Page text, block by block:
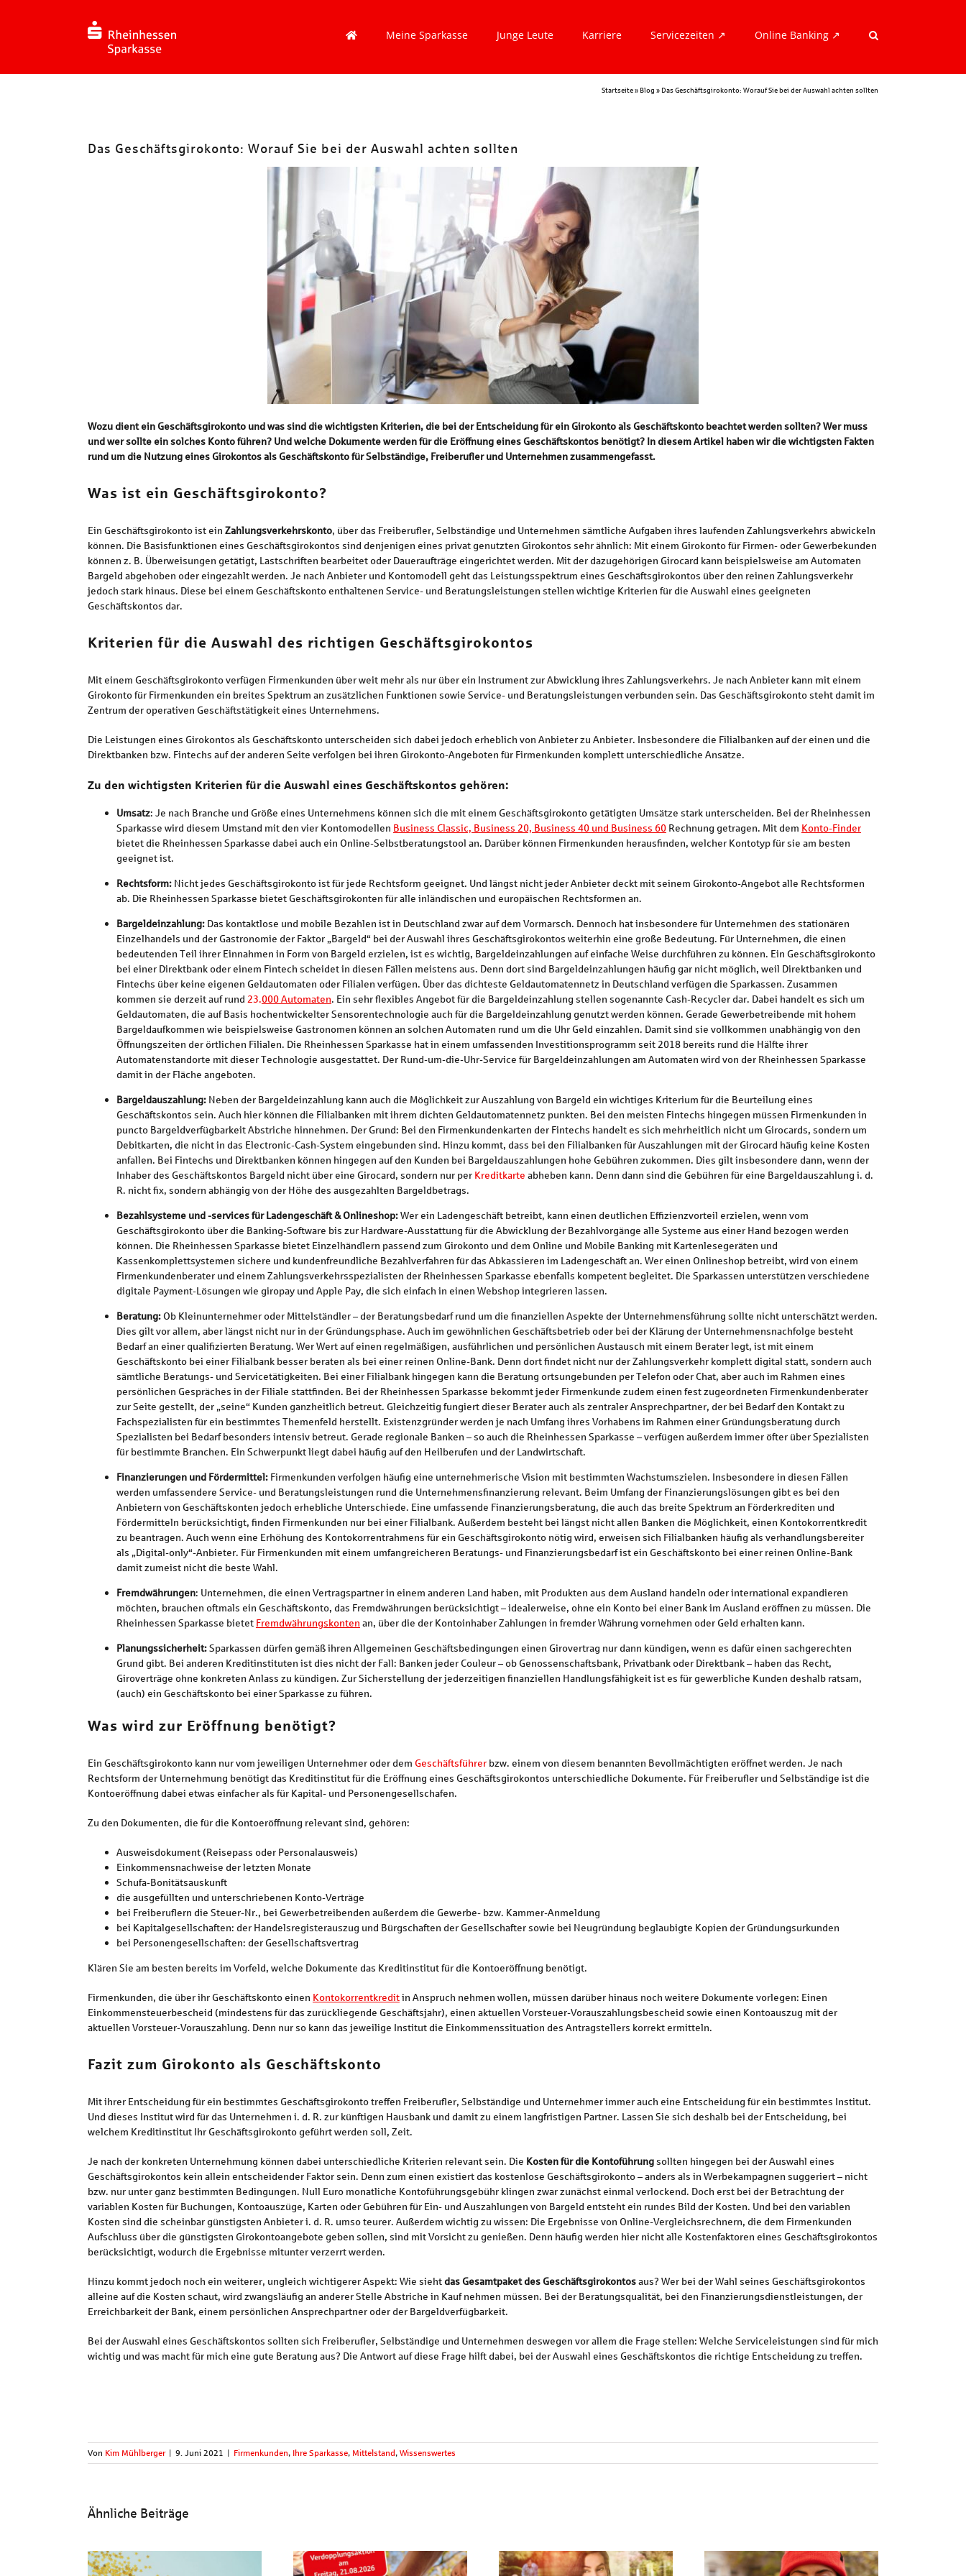
Meine Sparkasse Junge Leute Karriere Servicezeiten ↗︎ Online Banking ↗︎
Startseite» Blog » Das Geschäftsgirokonto: Worauf Sie bei der Auswahl achten sollten
Das Geschäftsgirokonto: Worauf Sie bei der Auswahl achten sollten
Wozu dient ein Geschäftsgirokonto und was sind die wichtigsten Kriterien, die bei der Entscheidung für ein Girokonto als Geschäftskonto beachtet werden sollten? Wer muss
und wer sollte ein solches Konto führen? Und welche Dokumente werden für die Eröffnung eines Geschäftskontos benötigt? In diesem Artikel haben wir die wichtigsten Fakten
rund um die Nutzung eines Girokontos als Geschäftskonto für Selbständige, Freiberufler und Unternehmen zusammengefasst.
Was ist ein Geschäftsgirokonto?
Ein Geschäftsgirokonto ist ein Zahlungsverkehrskonto, über das Freiberufler, Selbständige und Unternehmen sämtliche Aufgaben ihres laufenden Zahlungsverkehrs abwickeln
können. Die Basisfunktionen eines Geschäftsgirokontos sind denjenigen eines privat genutzten Girokontos sehr ähnlich: Mit einem Girokonto für Firmen- oder Gewerbekunden
können z. B. Überweisungen getätigt, Lastschriften bearbeitet oder Daueraufträge eingerichtet werden. Mit der dazugehörigen Girocard kann beispielsweise am Automaten
Bargeld abgehoben oder eingezahlt werden. Je nach Anbieter und Kontomodell geht das Leistungsspektrum eines Geschäftsgirokontos über den reinen Zahlungsverkehr
jedoch stark hinaus. Diese bei einem Geschäftskonto enthaltenen Service- und Beratungsleistungen stellen wichtige Kriterien für die Auswahl eines geeigneten
Geschäftskontos dar.
Kriterien für die Auswahl des richtigen Geschäftsgirokontos
Mit einem Geschäftsgirokonto verfügen Firmenkunden über weit mehr als nur über ein Instrument zur Abwicklung ihres Zahlungsverkehrs. Je nach Anbieter kann mit einem
Girokonto für Firmenkunden ein breites Spektrum an zusätzlichen Funktionen sowie Service- und Beratungsleistungen verbunden sein. Das Geschäftsgirokonto steht damit im
Zentrum der operativen Geschäftstätigkeit eines Unternehmens.
Die Leistungen eines Girokontos als Geschäftskonto unterscheiden sich dabei jedoch erheblich von Anbieter zu Anbieter. Insbesondere die Filialbanken auf der einen und die
Direktbanken bzw. Fintechs auf der anderen Seite verfolgen bei ihren Girokonto-Angeboten für Firmenkunden komplett unterschiedliche Ansätze.
Zu den wichtigsten Kriterien für die Auswahl eines Geschäftskontos gehören:
Umsatz: Je nach Branche und Größe eines Unternehmens können sich die mit einem Geschäftsgirokonto getätigten Umsätze stark unterscheiden. Bei der Rheinhessen
Sparkasse wird diesem Umstand mit den vier Kontomodellen Business Classic, Business 20, Business 40 und Business 60Rechnung getragen. Mit dem Konto-Finder
bietet die Rheinhessen Sparkasse dabei auch ein Online-Selbstberatungstool an. Darüber können Firmenkunden herausfinden, welcher Kontotyp für sie am besten
geeignet ist.
Rechtsform: Nicht jedes Geschäftsgirokonto ist für jede Rechtsform geeignet. Und längst nicht jeder Anbieter deckt mit seinem Girokonto-Angebot alle Rechtsformen
ab. Die Rheinhessen Sparkasse bietet Geschäftsgirokonten für alle inländischen und europäischen Rechtsformen an.
Bargeldeinzahlung: Das kontaktlose und mobile Bezahlen ist in Deutschland zwar auf dem Vormarsch. Dennoch hat insbesondere für Unternehmen des stationären
Einzelhandels und der Gastronomie der Faktor „Bargeld“ bei der Auswahl ihres Geschäftsgirokontos weiterhin eine große Bedeutung. Für Unternehmen, die einen
bedeutenden Teil ihrer Einnahmen in Form von Bargeld erzielen, ist es wichtig, Bargeldeinzahlungen auf einfache Weise durchführen zu können. Ein Geschäftsgirokonto
bei einer Direktbank oder einem Fintech scheidet in diesen Fällen meistens aus. Denn dort sind Bargeldeinzahlungen häufig gar nicht möglich, weil Direktbanken und
Fintechs über keine eigenen Geldautomaten oder Filialen verfügen. Über das dichteste Geldautomatennetz in Deutschland verfügen die Sparkassen. Zusammen
kommen sie derzeit auf rund 23.000 Automaten. Ein sehr flexibles Angebot für die Bargeldeinzahlung stellen sogenannte Cash-Recycler dar. Dabei handelt es sich um
Geldautomaten, die auf Basis hochentwickelter Sensorentechnologie auch für die Bargeldeinzahlung genutzt werden können. Gerade Gewerbetreibende mit hohem
Bargeldaufkommen wie beispielsweise Gastronomen können an solchen Automaten rund um die Uhr Geld einzahlen. Damit sind sie vollkommen unabhängig von den
Öffnungszeiten der örtlichen Filialen. Die Rheinhessen Sparkasse hat in einem umfassenden Investitionsprogramm seit 2018 bereits rund die Hälfte ihrer
Automatenstandorte mit dieser Technologie ausgestattet. Der Rund-um-die-Uhr-Service für Bargeldeinzahlungen am Automaten wird von der Rheinhessen Sparkasse
damit in der Fläche angeboten.
Bargeldauszahlung: Neben der Bargeldeinzahlung kann auch die Möglichkeit zur Auszahlung von Bargeld ein wichtiges Kriterium für die Beurteilung eines
Geschäftskontos sein. Auch hier können die Filialbanken mit ihrem dichten Geldautomatennetz punkten. Bei den meisten Fintechs hingegen müssen Firmenkunden in
puncto Bargeldverfügbarkeit Abstriche hinnehmen. Der Grund: Bei den Firmenkundenkarten der Fintechs handelt es sich mehrheitlich nicht um Girocards, sondern um
Debitkarten, die nicht in das Electronic-Cash-System eingebunden sind. Hinzu kommt, dass bei den Filialbanken für Auszahlungen mit der Girocard häufig keine Kosten
anfallen. Bei Fintechs und Direktbanken können hingegen auf den Kunden bei Bargeldauszahlungen hohe Gebühren zukommen. Dies gilt insbesondere dann, wenn der
Inhaber des Geschäftskontos Bargeld nicht über eine Girocard, sondern nur per Kreditkarte abheben kann. Denn dann sind die Gebühren für eine Bargeldauszahlung i. d.
R. nicht fix, sondern abhängig von der Höhe des ausgezahlten Bargeldbetrags.
Bezahlsysteme und -services für Ladengeschäft & Onlineshop:Wer ein Ladengeschäft betreibt, kann einen deutlichen Effizienzvorteil erzielen, wenn vom
Geschäftsgirokonto über die Banking-Software bis zur Hardware-Ausstattung für die Abwicklung der Bezahlvorgänge alle Systeme aus einer Hand bezogen werden
können. Die Rheinhessen Sparkasse bietet Einzelhändlern passend zum Girokonto und dem Online und Mobile Banking mit Kartenlesegeräten und
Kassenkomplettsystemen sichere und kundenfreundliche Bezahlverfahren für das Abkassieren im Ladengeschäft an. Wer einen Onlineshop betreibt, wird von einem
Firmenkundenberater und einem Zahlungsverkehrsspezialisten der Rheinhessen Sparkasse ebenfalls kompetent begleitet. Die Sparkassen unterstützen verschiedene
digitale Payment-Lösungen wie giropay und Apple Pay, die sich einfach in einen Webshop integrieren lassen.
Beratung: Ob Kleinunternehmer oder Mittelständler – der Beratungsbedarf rund um die finanziellen Aspekte der Unternehmensführung sollte nicht unterschätzt werden.
Dies gilt vor allem, aber längst nicht nur in der Gründungsphase. Auch im gewöhnlichen Geschäftsbetrieb oder bei der Klärung der Unternehmensnachfolge besteht
Bedarf an einer qualifizierten Beratung. Wer Wert auf einen regelmäßigen, ausführlichen und persönlichen Austausch mit einem Berater legt, ist mit einem
Geschäftskonto bei einer Filialbank besser beraten als bei einer reinen Online-Bank. Denn dort findet nicht nur der Zahlungsverkehr komplett digital statt, sondern auch
sämtliche Beratungs- und Servicetätigkeiten. Bei einer Filialbank hingegen kann die Beratung ortsungebunden per Telefon oder Chat, aber auch im Rahmen eines
persönlichen Gespräches in der Filiale stattfinden. Bei der Rheinhessen Sparkasse bekommt jeder Firmenkunde zudem einen fest zugeordneten Firmenkundenberater
zur Seite gestellt, der „seine“ Kunden ganzheitlich betreut. Gleichzeitig fungiert dieser Berater auch als zentraler Ansprechpartner, der bei Bedarf den Kontakt zu
Fachspezialisten für ein bestimmtes Themenfeld herstellt. Existenzgründer werden je nach Umfang ihres Vorhabens im Rahmen einer Gründungsberatung durch
Spezialisten bei Bedarf besonders intensiv betreut. Gerade regionale Banken – so auch die Rheinhessen Sparkasse – verfügen außerdem immer öfter über Spezialisten
für bestimmte Branchen. Ein Schwerpunkt liegt dabei häufig auf den Heilberufen und der Landwirtschaft.
Finanzierungen und Fördermittel: Firmenkunden verfolgen häufig eine unternehmerische Vision mit bestimmten Wachstumszielen. Insbesondere in diesen Fällen
werden umfassendere Service- und Beratungsleistungen rund die Unternehmensfinanzierung relevant. Beim Umfang der Finanzierungslösungen gibt es bei den
Anbietern von Geschäftskonten jedoch erhebliche Unterschiede. Eine umfassende Finanzierungsberatung, die auch das breite Spektrum an Förderkrediten und
Fördermitteln berücksichtigt, finden Firmenkunden nur bei einer Filialbank. Außerdem besteht bei längst nicht allen Banken die Möglichkeit, einen Kontokorrentkredit
zu beantragen. Auch wenn eine Erhöhung des Kontokorrentrahmens für ein Geschäftsgirokonto nötig wird, erweisen sich Filialbanken häufig als verhandlungsbereiter
als „Digital-only“-Anbieter. Für Firmenkunden mit einem umfangreicheren Beratungs- und Finanzierungsbedarf ist ein Geschäftskonto bei einer reinen Online-Bank
damit zumeist nicht die beste Wahl.
Fremdwährungen: Unternehmen, die einen Vertragspartner in einem anderen Land haben, mit Produkten aus dem Ausland handeln oder international expandieren
möchten, brauchen oftmals ein Geschäftskonto, das Fremdwährungen berücksichtigt – idealerweise, ohne ein Konto bei einer Bank im Ausland eröffnen zu müssen. Die
Rheinhessen Sparkasse bietet Fremdwährungskonten an, über die der Kontoinhaber Zahlungen in fremder Währung vornehmen oder Geld erhalten kann.
Planungssicherheit:Sparkassen dürfen gemäß ihren Allgemeinen Geschäftsbedingungen einen Girovertrag nur dann kündigen, wenn es dafür einen sachgerechten
Grund gibt. Bei anderen Kreditinstituten ist dies nicht der Fall: Banken jeder Couleur – ob Genossenschaftsbank, Privatbank oder Direktbank – haben das Recht,
Giroverträge ohne konkreten Anlass zu kündigen. Zur Sicherstellung der jederzeitigen finanziellen Handlungsfähigkeit ist es für gewerbliche Kunden deshalb ratsam,
(auch) ein Geschäftskonto bei einer Sparkasse zu führen.
Was wird zur Eröffnung benötigt?
Ein Geschäftsgirokonto kann nur vom jeweiligen Unternehmer oder dem Geschäftsführerbzw. einem von diesem benannten Bevollmächtigten eröffnet werden. Je nach
Rechtsform der Unternehmung benötigt das Kreditinstitut für die Eröffnung eines Geschäftsgirokontos unterschiedliche Dokumente. Für Freiberufler und Selbständige ist die
Kontoeröffnung dabei etwas einfacher als für Kapital- und Personengesellschafen.
Zu den Dokumenten, die für die Kontoeröffnung relevant sind, gehören:
Ausweisdokument (Reisepass oder Personalausweis)
Einkommensnachweise der letzten Monate
Schufa-Bonitätsauskunft
die ausgefüllten und unterschriebenen Konto-Verträge
bei Freiberuflern die Steuer-Nr., bei Gewerbetreibenden außerdem die Gewerbe- bzw. Kammer-Anmeldung
bei Kapitalgesellschaften: der Handelsregisterauszug und Bürgschaften der Gesellschafter sowie bei Neugründung beglaubigte Kopien der Gründungsurkunden
bei Personengesellschaften: der Gesellschaftsvertrag
Klären Sie am besten bereits im Vorfeld, welche Dokumente das Kreditinstitut für die Kontoeröffnung benötigt.
Firmenkunden, die über ihr Geschäftskonto einen Kontokorrentkreditin Anspruch nehmen wollen, müssen darüber hinaus noch weitere Dokumente vorlegen: Einen
Einkommensteuerbescheid (mindestens für das zurückliegende Geschäftsjahr), einen aktuellen Vorsteuer-Vorauszahlungsbescheid sowie einen Kontoauszug mit der
aktuellen Vorsteuer-Vorauszahlung. Denn nur so kann das jeweilige Institut die Einkommenssituation des Antragstellers korrekt ermitteln.
Fazit zum Girokonto als Geschäftskonto
Mit ihrer Entscheidung für ein bestimmtes Geschäftsgirokonto treffen Freiberufler, Selbständige und Unternehmer immer auch eine Entscheidung für ein bestimmtes Institut.
Und dieses Institut wird für das Unternehmen i. d. R. zur künftigen Hausbank und damit zu einem langfristigen Partner. Lassen Sie sich deshalb bei der Entscheidung, bei
welchem Kreditinstitut Ihr Geschäftsgirokonto geführt werden soll, Zeit.
Je nach der konkreten Unternehmung können dabei unterschiedliche Kriterien relevant sein. Die Kosten für die Kontoführungsollten hingegen bei der Auswahl eines
Geschäftsgirokontos kein allein entscheidender Faktor sein. Denn zum einen existiert das kostenlose Geschäftsgirokonto – anders als in Werbekampagnen suggeriert – nicht
bzw. nur unter ganz bestimmten Bedingungen. Null Euro monatliche Kontoführungsgebühr klingen zwar zunächst einmal verlockend. Doch erst bei der Betrachtung der
variablen Kosten für Buchungen, Kontoauszüge, Karten oder Gebühren für Ein- und Auszahlungen von Bargeld entsteht ein rundes Bild der Kosten. Und bei den variablen
Kosten sind die scheinbar günstigsten Anbieter i. d. R. umso teurer. Außerdem wichtig zu wissen: Die Ergebnisse von Online-Vergleichsrechnern, die dem Firmenkunden
Aufschluss über die günstigsten Girokontoangebote geben sollen, sind mit Vorsicht zu genießen. Denn häufig werden hier nicht alle Kostenfaktoren eines Geschäftsgirokontos
berücksichtigt, wodurch die Ergebnisse mitunter verzerrt werden.
Hinzu kommt jedoch noch ein weiterer, ungleich wichtigerer Aspekt: Wie siehtdas Gesamtpaket des Geschäftsgirokontosaus? Wer bei der Wahl seines Geschäftsgirokontos
alleine auf die Kosten schaut, wird zwangsläufig an anderer Stelle Abstriche in Kauf nehmen müssen. Bei der Beratungsqualität, bei den Finanzierungsdienstleistungen, der
Erreichbarkeit der Bank, einem persönlichen Ansprechpartner oder der Bargeldverfügbarkeit.
Bei der Auswahl eines Geschäftskontos sollten sich Freiberufler, Selbständige und Unternehmen deswegen vor allem die Frage stellen: Welche Serviceleistungen sind für mich
wichtig und was macht für mich eine gute Beratung aus? Die Antwort auf diese Frage hilft dabei, bei der Auswahl eines Geschäftskontos die richtige Entscheidung zu treffen.
Von Kim Mühlberger | 9. Juni 2021 | Firmenkunden, Ihre Sparkasse, Mittelstand, Wissenswertes
Ähnliche Beiträge